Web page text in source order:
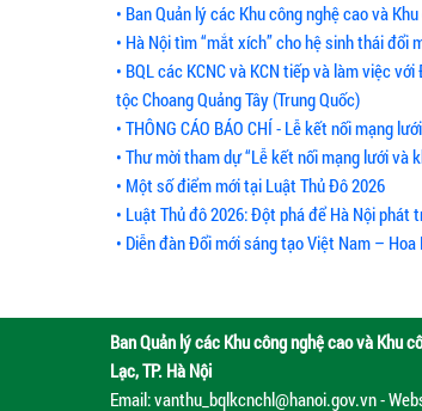
• Ban Quản lý các Khu công nghệ cao và
• Hà Nội tìm “mắt xích” cho hệ sinh thái đổi
• BQL các KCNC và KCN tiếp và làm việc
tộc Choang Quảng Tây (Trung Quốc)
• THÔNG CÁO BÁO CHÍ - Lễ kết nối mạng
• Thư mời tham dự “Lễ kết nối mạng lưới và
• Một số điểm mới tại Luật Thủ Đô 2026
• Luật Thủ đô 2026: Đột phá để Hà Nội
• Diễn đàn Đổi mới sáng tạo Việt Nam –
Ban Quản lý các Khu công nghệ cao và Khu
Lạc, TP. Hà Nội
Email: vanthu_bqlkcnchl@hanoi.gov.vn -